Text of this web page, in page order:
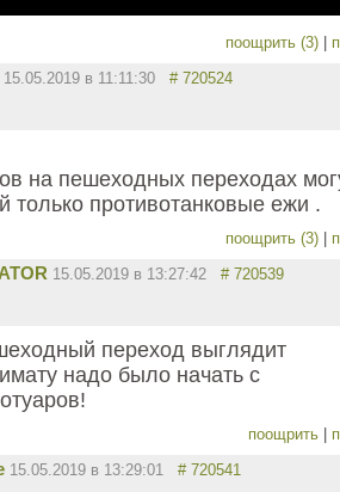
поощрить (3)
15.05.2019 в 11:11:30 # 720524
на пешеходных переходах
только противотанковые ежи .
поощрить (3)
15.05.2019 в 13:27:42 # 720539
переход выглядит
надо было начать с
поощрить
15.05.2019 в 13:29:01 # 720541